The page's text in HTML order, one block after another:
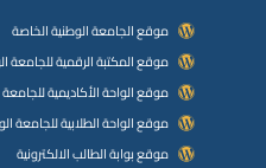
موقع الجامعة الوطنية الخاصة
موقع المكتبة الرقمية للجامعة
موقع الواحة الأكاديمية
موقع الواحة الطلابية للجامعة
موقع بوابة الطالب الالكترونية